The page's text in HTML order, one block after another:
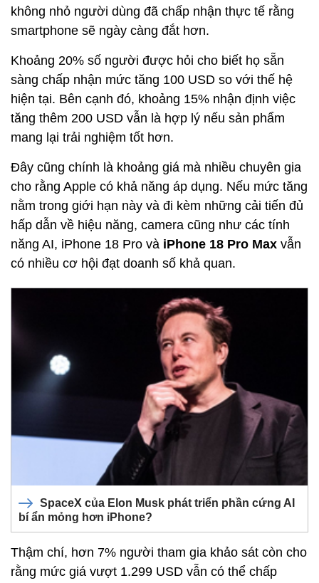
không nhỏ người dùng đã chấp nhận thực tế rằng
smartphone sẽ ngày càng đắt hơn.
Khoảng 20% số người được hỏi cho biết họ sẵn
sàng chấp nhận mức tăng 100 USD so với thế hệ
hiện tại. Bên cạnh đó, khoảng 15% nhận định việc
tăng thêm 200 USD vẫn là hợp lý nếu sản phẩm
mang lại trải nghiệm tốt hơn.
Đây cũng chính là khoảng giá mà nhiều chuyên gia
cho rằng Apple có khả năng áp dụng. Nếu mức tăng
nằm trong giới hạn này và đi kèm những cải tiến đủ
hấp dẫn về hiệu năng, camera cũng như các tính
năng AI, iPhone 18 Pro và iPhone 18 Pro Max vẫn
có nhiều cơ hội đạt doanh số khả quan.
SpaceX của Elon Musk phát triển phần cứng AI
bí ẩn mỏng hơn iPhone?
Thậm chí, hơn 7% người tham gia khảo sát còn cho
rằng mức giá vượt 1.299 USD vẫn có thể chấp